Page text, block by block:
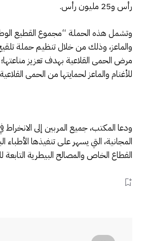
رأس و25 مليون رأس.
وتشمل هذه الحملة “مجموع القطيع الوطني
والماعز، وذلك من خلال تنظيم حملة
مرض الحمى القلاعية بهدف تعزيز
للأغنام والماعز لحمايتها من الحمى
ودعا المكتب، جميع المربين إلى
المجانية، التي يسهر على تنفيذها الأطباء
القطاع الخاص والمصالح البيطرية